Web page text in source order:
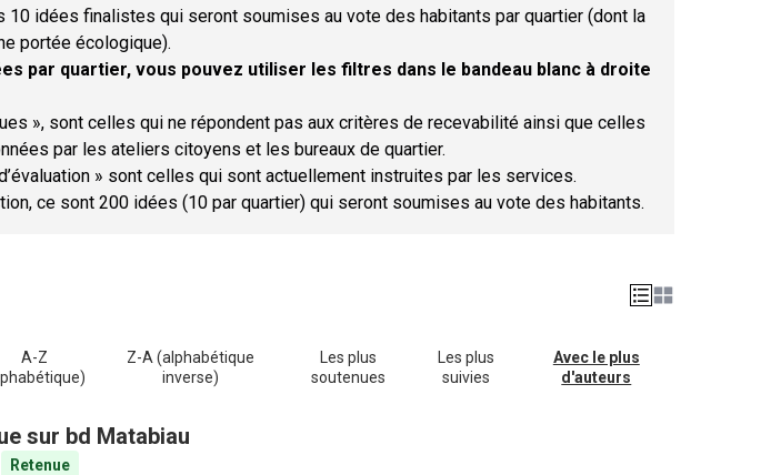
idées finalistes qui seront soumises au vote des habitants par quartier (dont la
portée écologique).
par quartier, vous pouvez utiliser les filtres dans le bandeau blanc à droite
», sont celles qui ne répondent pas aux critères de recevabilité ainsi que celles
par les ateliers citoyens et les bureaux de quartier.
» sont celles qui sont actuellement instruites par les services.
ce sont 200 idées (10 par quartier) qui seront soumises au vote des habitants.
A-Z
Z-A (alphabétique
inverse)
Les plus
soutenues
Les plus
suivies
Avec le plus
d'auteurs
sur bd Matabiau
Retenue